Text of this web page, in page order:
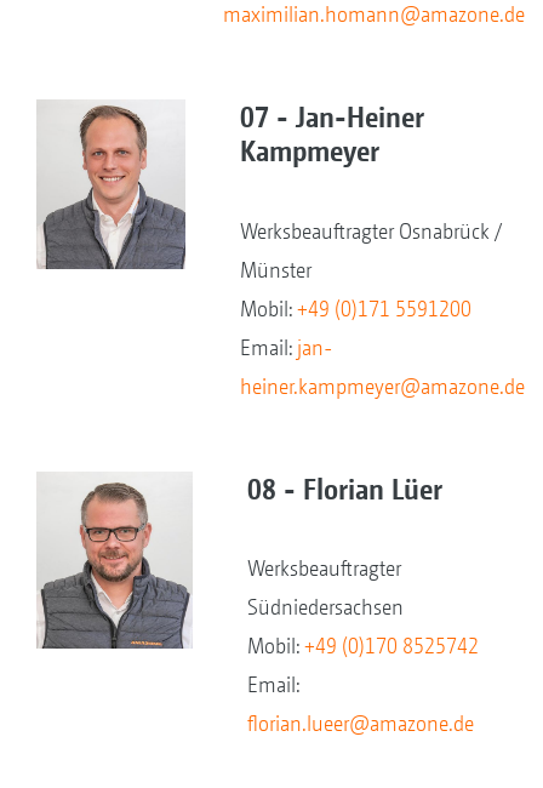
maximilian.homann@amazone.de
07 - Jan-Heiner
Kampmeyer
Werksbeauftragter Osnabrück /
Münster
Mobil:+49 (0)171 5591200
Email: jan-
heiner.kampmeyer@amazone.de
08 - Florian Lüer
Werksbeauftragter
Südniedersachsen
Mobil:+49 (0)170 8525742
Email:
florian.lueer@amazone.de